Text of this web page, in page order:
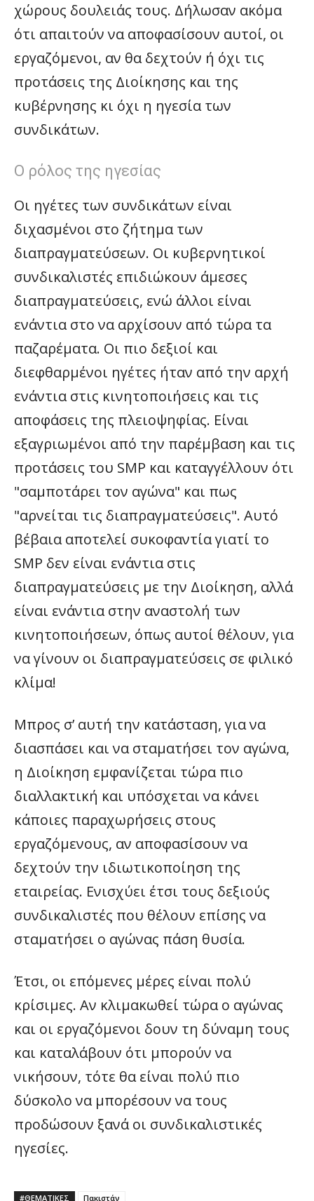
χώρους δουλειάς τους. Δήλωσαν ακόμα
ότι απαιτούν να αποφασίσουν αυτοί, οι
εργαζόμενοι, αν θα δεχτούν ή όχι τις
προτάσεις της Διοίκησης και της
κυβέρνησης κι όχι η ηγεσία των
συνδικάτων.
Ο ρόλος της ηγεσίας
Οι ηγέτες των συνδικάτων είναι
διχασμένοι στο ζήτημα των
διαπραγματεύσεων. Οι κυβερνητικοί
συνδικαλιστές επιδιώκουν άμεσες
διαπραγματεύσεις, ενώ άλλοι είναι
ενάντια στο να αρχίσουν από τώρα τα
παζαρέματα. Οι πιο δεξιοί και
διεφθαρμένοι ηγέτες ήταν από την αρχή
ενάντια στις κινητοποιήσεις και τις
αποφάσεις της πλειοψηφίας. Είναι
εξαγριωμένοι από την παρέμβαση και τις
προτάσεις του SMP και καταγγέλλουν ότι
"σαμποτάρει τον αγώνα" και πως
"αρνείται τις διαπραγματεύσεις". Αυτό
βέβαια αποτελεί συκοφαντία γιατί το
SMP δεν είναι ενάντια στις
διαπραγματεύσεις με την Διοίκηση, αλλά
είναι ενάντια στην αναστολή των
κινητοποιήσεων, όπως αυτοί θέλουν, για
να γίνουν οι διαπραγματεύσεις σε φιλικό
κλίμα!
Μπρος σ’ αυτή την κατάσταση, για να
διασπάσει και να σταματήσει τον αγώνα,
η Διοίκηση εμφανίζεται τώρα πιο
διαλλακτική και υπόσχεται να κάνει
κάποιες παραχωρήσεις στους
εργαζόμενους, αν αποφασίσουν να
δεχτούν την ιδιωτικοποίηση της
εταιρείας. Ενισχύει έτσι τους δεξιούς
συνδικαλιστές που θέλουν επίσης να
σταματήσει ο αγώνας πάση θυσία.
Έτσι, οι επόμενες μέρες είναι πολύ
κρίσιμες. Αν κλιμακωθεί τώρα ο αγώνας
και οι εργαζόμενοι δουν τη δύναμη τους
και καταλάβουν ότι μπορούν να
νικήσουν, τότε θα είναι πολύ πιο
δύσκολο να μπορέσουν να τους
προδώσουν ξανά οι συνδικαλιστικές
ηγεσίες.
#ΘΕΜΑΤΙΚΈΣ Πακιστάν